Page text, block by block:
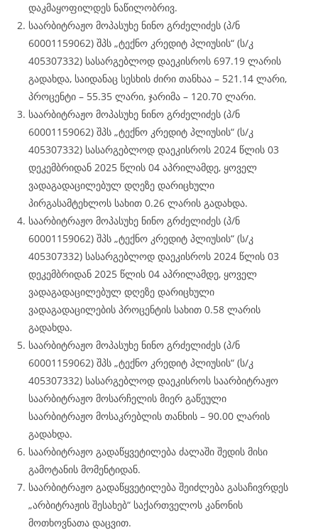
დაკმაყოფილდეს ნაწილობრივ.
საარბიტრაჟო მოპასუხე ნინო გრძელიძეს (პ/ნ
60001159062) შპს „ტექნო კრედიტ პლიუსის“ (ს/კ
405307332) სასარგებლოდ დაეკისროს 697.19 ლარის
გადახდა, საიდანაც სესხის ძირი თანხაა – 521.14 ლარი,
პროცენტი – 55.35 ლარი, ჯარიმა – 120.70 ლარი.
საარბიტრაჟო მოპასუხე ნინო გრძელიძეს (პ/ნ
60001159062) შპს „ტექნო კრედიტ პლიუსის“ (ს/კ
405307332) სასარგებლოდ დაეკისროს 2024 წლის 03
დეკემბრიდან 2025 წლის 04 აპრილამდე, ყოველ
ვადაგადაცილებულ დღეზე დარიცხული
პირგასამტეხლოს სახით 0.26 ლარის გადახდა.
საარბიტრაჟო მოპასუხე ნინო გრძელიძეს (პ/ნ
60001159062) შპს „ტექნო კრედიტ პლიუსის“ (ს/კ
405307332) სასარგებლოდ დაეკისროს 2024 წლის 03
დეკემბრიდან 2025 წლის 04 აპრილამდე, ყოველ
ვადაგადაცილებულ დღეზე დარიცხული
ვადაგადაცილების პროცენტის სახით 0.58 ლარის
გადახდა.
საარბიტრაჟო მოპასუხე ნინო გრძელიძეს (პ/ნ
60001159062) შპს „ტექნო კრედიტ პლიუსის“ (ს/კ
405307332) სასარგებლოდ დაეკისროს საარბიტრაჟო
საარბიტრაჟო მოსარჩელის მიერ გაწეული
საარბიტრაჟო მოსაკრებლის თანხის – 90.00 ლარის
გადახდა.
საარბიტრაჟო გადაწყვეტილება ძალაში შედის მისი
გამოტანის მომენტიდან.
საარბიტრაჟო გადაწყვეტილება შეიძლება გასაჩივრდეს
„არბიტრაჟის შესახებ“ საქართველოს კანონის
მოთხოვნათა დაცვით.